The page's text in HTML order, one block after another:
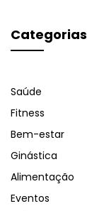
Categorias
Saúde
Fitness
Bem-estar
Ginástica
Alimentação
Eventos